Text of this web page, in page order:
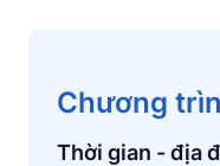
Chương
Thời gian - địa